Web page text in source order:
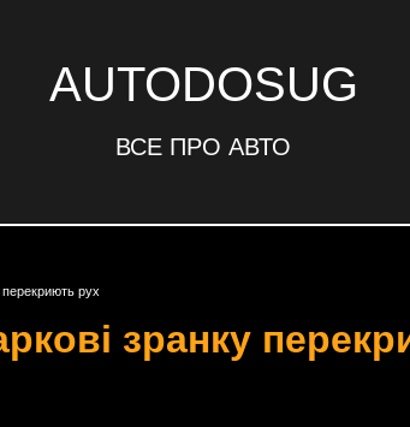
AUTODOSUG
ВСЕ ПРО АВТО
перекриють рух
зранку